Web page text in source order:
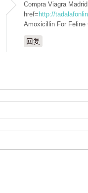
Compra Viagra
href= http://
Amoxicillin For Feline
回复